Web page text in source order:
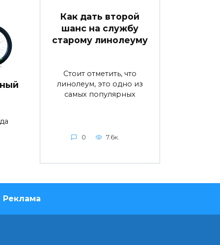
Как дать второй
шанс на службу
старому линолеуму
Стоит отметить, что
линолеум, это одно из
самых популярных
0 7.6к.
Реклама